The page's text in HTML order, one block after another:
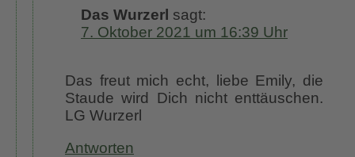
Das Wurzerl sagt:
7. Oktober 2021 um 16:39 Uhr
Das freut mich echt, liebe Emily, die
Staude wird Dich nicht enttäuschen.
LG Wurzerl
Antworten